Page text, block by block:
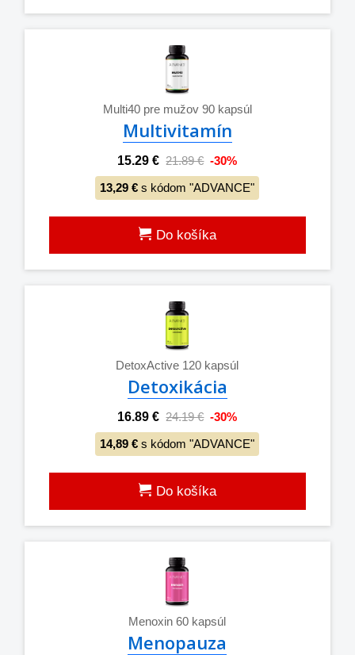
Multi40 pre mužov 90 kapsúl
Multivitamín
15.29 € 21.89 € -30%
13,29 € s kódom "ADVANCE"
Do košíka
DetoxActive 120 kapsúl
Detoxikácia
16.89 € 24.19 € -30%
14,89 € s kódom "ADVANCE"
Do košíka
Menoxin 60 kapsúl
Menopauza